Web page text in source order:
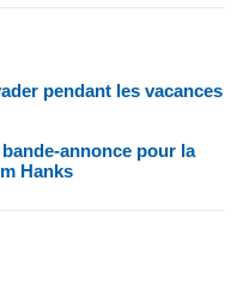
pendant les vacances
annonce pour la
Hanks